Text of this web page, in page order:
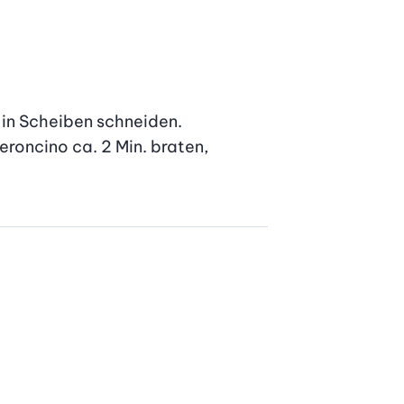
Scheiben schneiden.
ca. 2 Min. braten,